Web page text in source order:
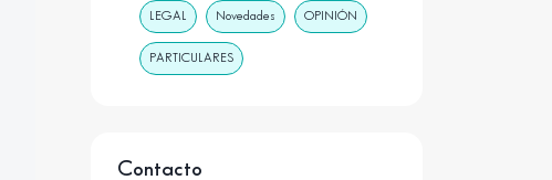
LEGAL Novedades OPINIÓN
PARTICULARES
Contacto